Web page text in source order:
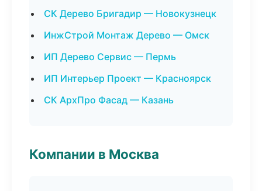
СК Дерево Бригадир — Новокузнецк
ИнжСтрой Монтаж Дерево — Омск
ИП Дерево Сервис — Пермь
ИП Интерьер Проект — Красноярск
СК АрхПро Фасад — Казань
Компании в Москва